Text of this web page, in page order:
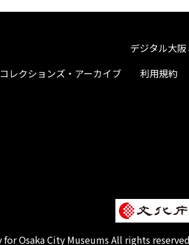
デジタル大
レクションズ・アーカイブ
利用規約
Osaka City Museums All rights